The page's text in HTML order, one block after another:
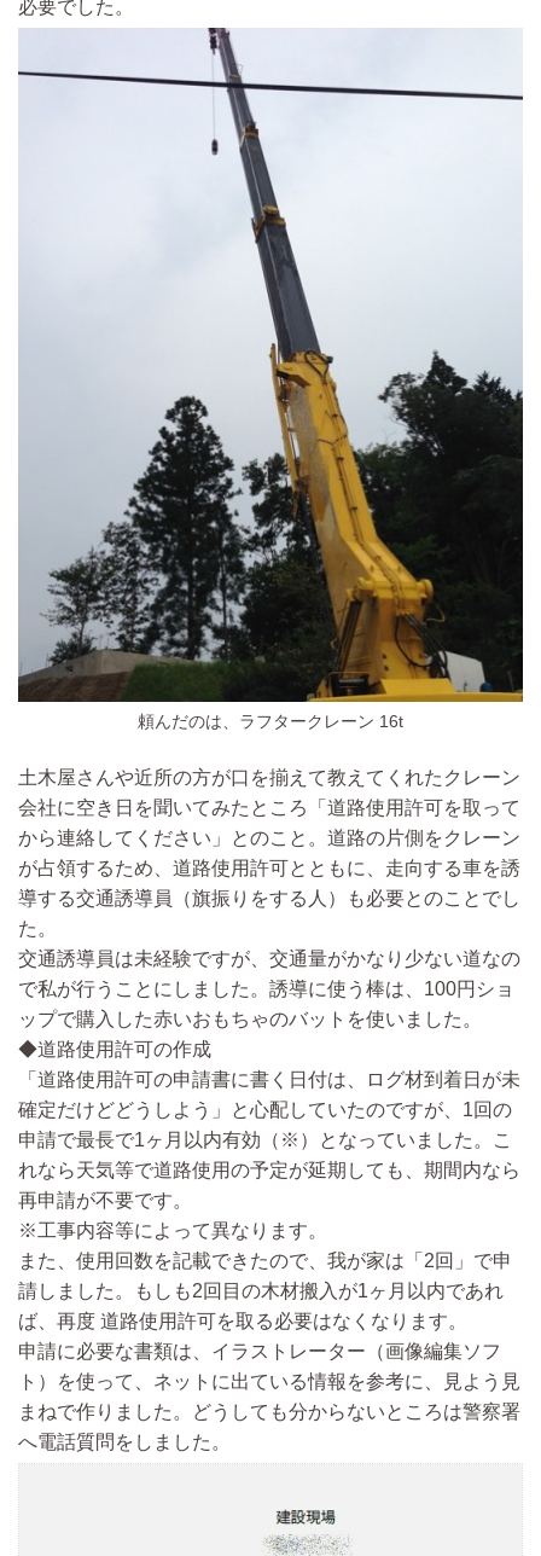
必要でした。
頼んだのは、ラフタークレーン 16t
土木屋さんや近所の方が口を揃えて教えてくれた クレーン
会社に空き日を聞いてみたところ「道路使用許可を取って
から連絡してください」とのこと。 道路の片側をクレーン
が占領するため、道路使用許可とともに、 走向する車を誘
導する交通誘導員（旗振りをする人）も必要とのことでし
た。
交通誘導員は未経験ですが、交通量がかなり少ない道なの
で私が行うことにしました。誘導に使う棒は、100円ショ
ップで購入した赤いおもちゃのバットを使いました。
◆道路使用許可の作成
「道路使用許可の申請書に書く日付は、ログ材到着日が未
確定だけどどうしよう」と心配していたのですが、 1回の
申請で最長で1ヶ月以内有効 （※） となっていました。
こ
れなら天気等で道路使用の予定が延期しても、期間内なら
再申請が不要です。
※工事内容等によって異なります。
また、使用回数を記載できたので、我が家は「2回」で申
請しました。もしも2回目の木材搬入が1ヶ月以内であれ
ば、再度 道路使用許可を取る必要はなくなります。
申請に必要な書類は、イラストレーター（画像編集ソフ
ト）を使って、ネットに出ている情報を参考に、見よう見
まねで作りました。どうしても分からないところは警察署
へ電話質問をしました。